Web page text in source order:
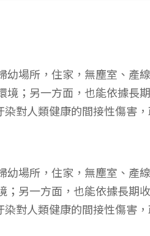
場所，住家，無塵室、產
；另一方面，也能依據長
對人類健康的間接性傷害
場所，住家，無塵室、產
另一方面，也能依據長期
對人類健康的間接性傷害